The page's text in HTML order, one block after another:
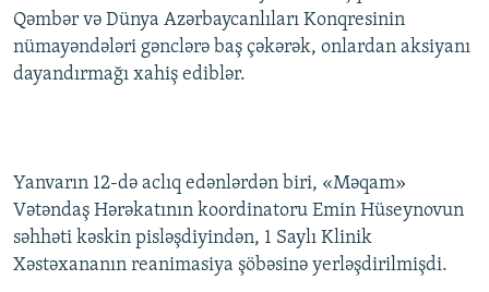
Qəmbər və Dünya Azərbaycanlıları Konqresinin
nümayəndələri gənclərə baş çəkərək, onlardan aksiyanı
dayandırmağı xahiş ediblər.
Yanvarın 12-də aclıq edənlərdən biri, «Məqam»
Vətəndaş Hərəkatının koordinatoru Emin Hüseynovun
səhhəti kəskin pisləşdiyindən, 1 Saylı Klinik
Xəstəxananın reanimasiya şöbəsinə yerləşdirilmişdi.